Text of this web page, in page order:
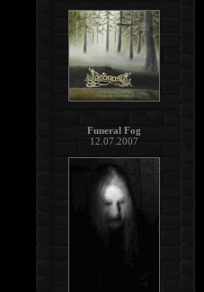
Funeral Fog
12.07.2007